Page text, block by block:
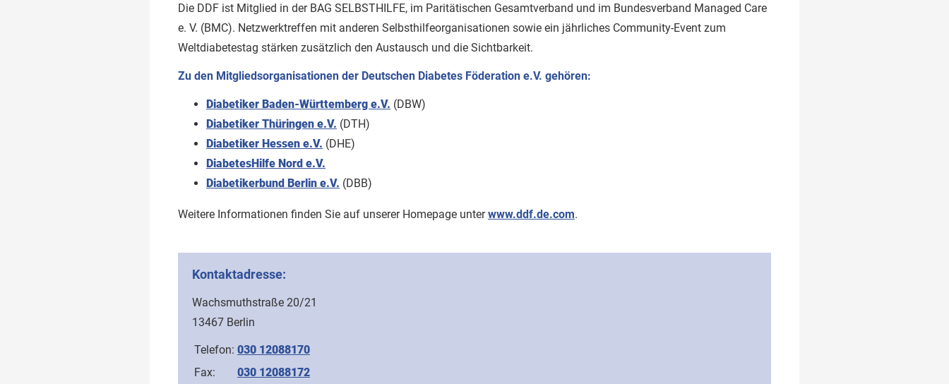
Die DDF ist Mitglied in der BAG SELBSTHILFE, im Paritätischen Gesamtverband und im Bundesverband Managed Care
e. V. (BMC). Netzwerktreffen mit anderen Selbsthilfeorganisationen sowie ein jährliches Community-Event zum
Weltdiabetestag stärken zusätzlich den Austausch und die Sichtbarkeit.
Zu den Mitgliedsorganisationen der Deutschen Diabetes Föderation e.V. gehören:
Diabetiker Baden-Württemberg e.V. (DBW)
Diabetiker Thüringen e.V. (DTH)
Diabetiker Hessen e.V. (DHE)
DiabetesHilfe Nord e.V.
Diabetikerbund Berlin e.V. (DBB)
Weitere Informationen finden Sie auf unserer Homepage unterwww.ddf.de.com.
Kontaktadresse:
Wachsmuthstraße 20/21
13467 Berlin
Telefon: 030 12088170
Fax:
030 12088172